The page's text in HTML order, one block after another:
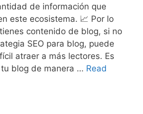
de información que
este ecosistema. 📈 Por lo
contenido de blog, si no
SEO para blog, puede
atraer a más lectores. Es
blog de manera … Read